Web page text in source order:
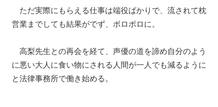
ただ実際にもらえる仕事は端役ばかりで、流されて枕
営業までしても結果がでず、ボロボロに。
高梨先生との再会を経て、声優の道を諦め自分のよう
に悪い大人に食い物にされる人間が一人でも減るように
と法律事務所で働き始める。